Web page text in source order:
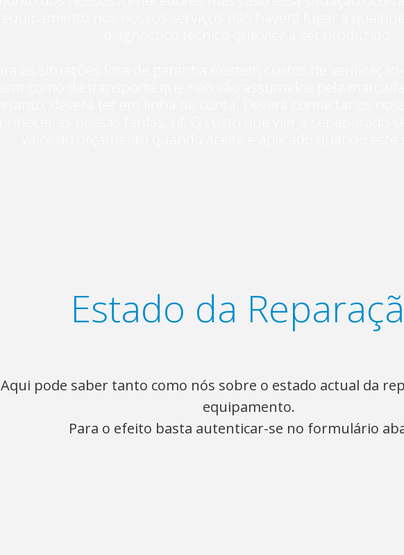
Estado da
Aqui pode saber tanto como nós sobre o estado actual da
equipamento.
Para o efeito basta autenticar-se no formulário